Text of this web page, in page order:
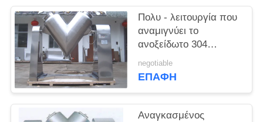
ΑΠΌΣΠΑΣΜΑ
SITEMAP
PRIVACY
POLICY
Πολυ - λειτουργία που
αναμιγνύει το
ανοξείδωτο 304
μηχανών μπλέντερ
μπλέντερ κώνων Β
negotiable
ΕΠΑΦΉ
Αναγκασμένος